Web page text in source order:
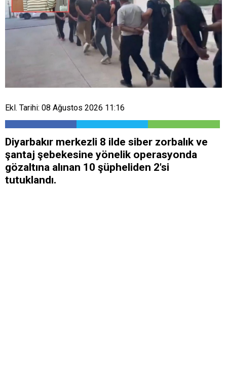
Ekl. Tarihi: 08 Ağustos 2026 11:16
Diyarbakır merkezli 8 ilde siber zorbalık ve
şantaj şebekesine yönelik operasyonda
gözaltına alınan 10 şüpheliden 2'si
tutuklandı.